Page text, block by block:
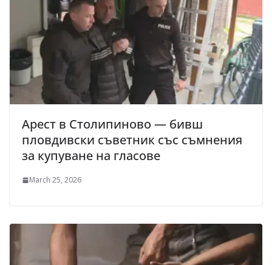
Арест в Столипиново — бивш
пловдивски съветник със съмнения
за купуване на гласове
March 25, 2026